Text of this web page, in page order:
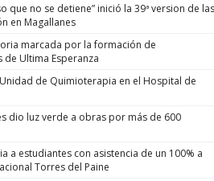
que no se detiene” inició la 39ª version de las
en Magallanes
marcada por la formación de
Ultima Esperanza
de Quimioterapia en el Hospital de
dio luz verde a obras por más de 600
a estudiantes con asistencia de un 100% a
Torres del Paine